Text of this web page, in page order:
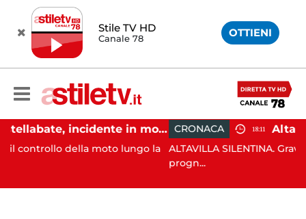
Stile TV HD
Canale 78 OTTIENI
Castellabate, incidente in moto: 27enne in ospedale
della moto lungo la
CRONACA 18:11
ALTAVILLA SILENTINA. Grave incidente